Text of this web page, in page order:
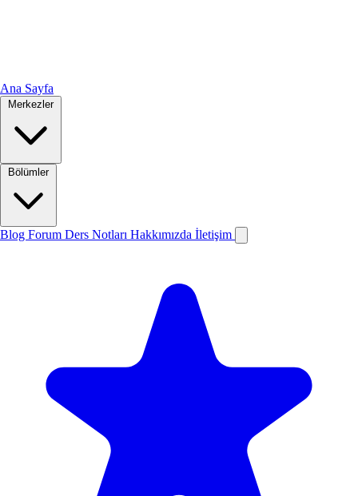
Ana Sayfa
Merkezler
Bölümler
Blog Forum Ders Notları Hakkımızda İletişim